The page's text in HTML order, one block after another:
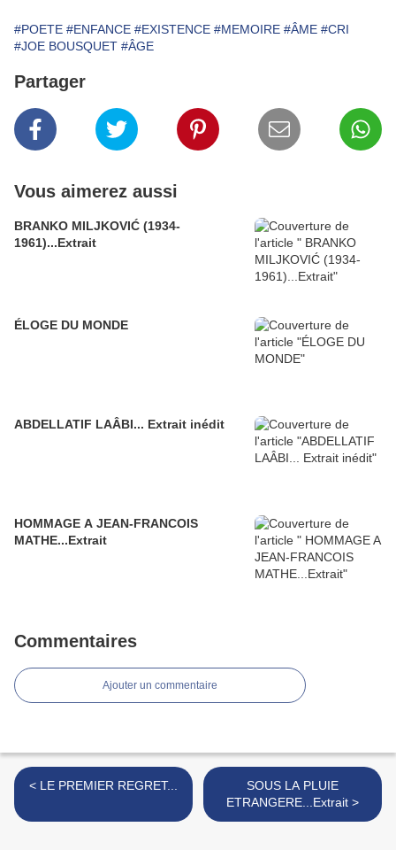
#POETE #ENFANCE #EXISTENCE #MEMOIRE #ÂME #CRI
#JOE BOUSQUET #ÂGE
Partager
Vous aimerez aussi
BRANKO MILJKOVIĆ (1934-
1961)...Extrait
ÉLOGE DU MONDE
ABDELLATIF LAÂBI... Extrait inédit
HOMMAGE A JEAN-FRANCOIS
MATHE...Extrait
Commentaires
Ajouter un commentaire
< LE PREMIER REGRET...
SOUS LA PLUIE
ETRANGERE...Extrait >